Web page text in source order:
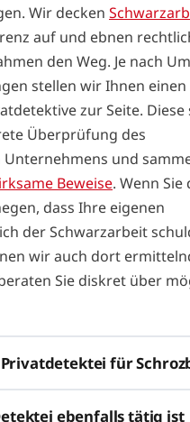
Wir decken
auf und ebnen
den Weg. Je nach
stellen wir Ihnen
zur Seite. Diese
Überprüfung des
und
Beweise. Wenn Sie
dass Ihre eigenen
der Schwarzarbeit
wir auch dort
Sie diskret über
für
ebenfalls tätig ist